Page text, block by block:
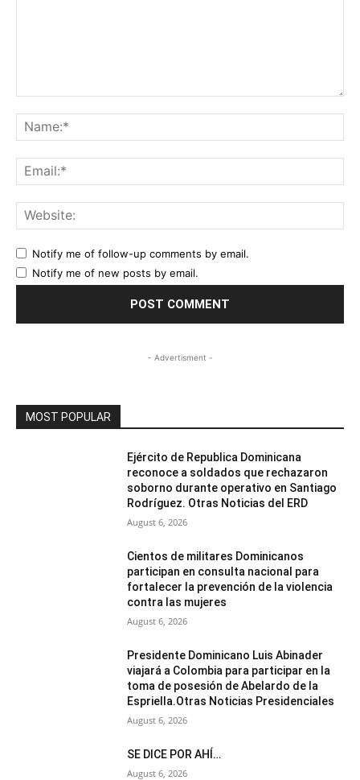
Notify me of follow-up comments by email.
Notify me of new posts by email.
- Advertisment -
MOST POPULAR
Ejército de Republica Dominicana
reconoce a soldados que rechazaron
soborno durante operativo en Santiago
Rodríguez. Otras Noticias del ERD
August 6, 2026
Cientos de militares Dominicanos
participan en consulta nacional para
fortalecer la prevención de la violencia
contra las mujeres
August 6, 2026
Presidente Dominicano Luis Abinader
viajará a Colombia para participar en la
toma de posesión de Abelardo de la
Espriella.Otras Noticias Presidenciales
August 6, 2026
SE DICE POR AHÍ…
August 6, 2026